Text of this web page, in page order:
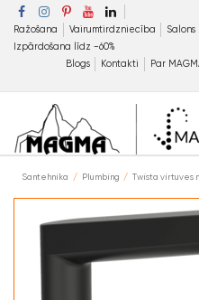
Ražošana Vairumtirdzniecība Salons
Izpārdošana līdz −60%
Blogs
Kontakti Par
Santehnika Plumbing Twista virtuves